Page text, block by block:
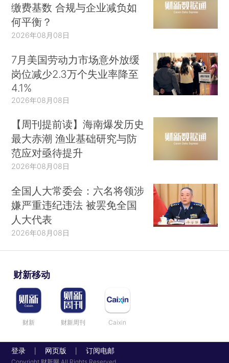
缴费基数 合规与企业减负如
何平衡？
2026年08月08日
7月美国劳动力市场意外放缓
岗位减少2.3万个失业率降至
4.1%
2026年08月08日
【周刊提前读】海南爆发历史
最大赤潮 渔业基础研究与防
范应对亟待提升
2026年08月08日
全国人大常委会：六名将领涉
嫌严重违纪违法 被罢免全国
人大代表
2026年08月08日
财新移动
财新 财新周刊 Caixin
登录 网页版 订阅电邮